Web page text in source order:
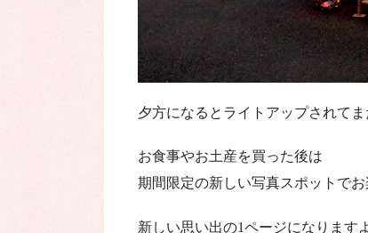
夕方になるとライトアップされて
お食事やお土産を買った後は
期間限定の新しい写真スポットで
新しい思い出の1ページになります